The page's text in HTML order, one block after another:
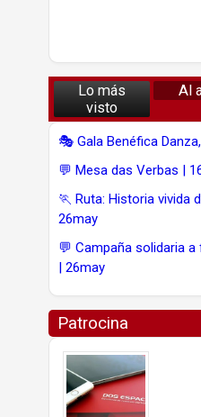
Lo más
visto
Al
🎭 Gala Benéfica
💬 Mesa das Verbas |
🏃 Ruta: Historia vivida
26may
💬 Campaña solidaria
| 26may
Patrocina